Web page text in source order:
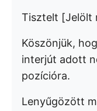
Tisztelt [Jelölt
Köszönjük,
interjút adott
pozícióra.
Lenyűgözött